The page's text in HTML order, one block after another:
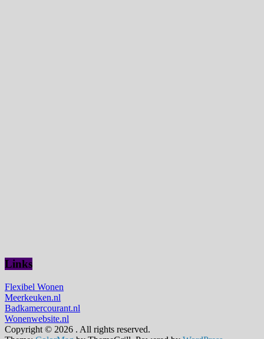
Links
Flexibel Wonen
Meerkeuken.nl
Badkamercourant.nl
Wonenwebsite.nl
Copyright © 2026 . All rights reserved.